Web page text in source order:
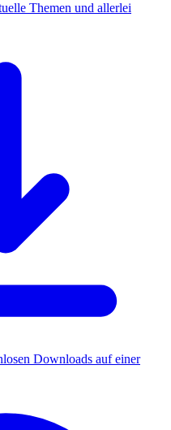
Themen und allerlei
Downloads auf einer